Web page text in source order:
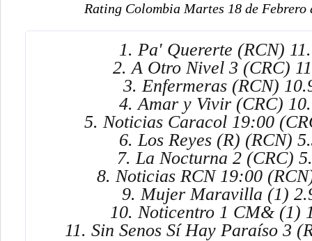
Rating Colombia Martes 18 de Febrero
1. Pa' Quererte (RCN)
2. A Otro Nivel 3 (CRC)
3. Enfermeras (RCN)
4. Amar y Vivir (CRC)
5. Noticias Caracol 19:00
6. Los Reyes (R) (RCN)
7. La Nocturna 2 (CRC)
8. Noticias RCN 19:00
9. Mujer Maravilla (1)
10. Noticentro 1 CM& (1)
11. Sin Senos Sí Hay Paraíso 3